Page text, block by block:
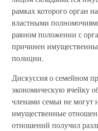
рамках которого орган
властными
равном положении с
причинен
полиции.
Дискуссия о семейном
экономическую ячейку
членами семьи не могут
имущественные
отношений получил